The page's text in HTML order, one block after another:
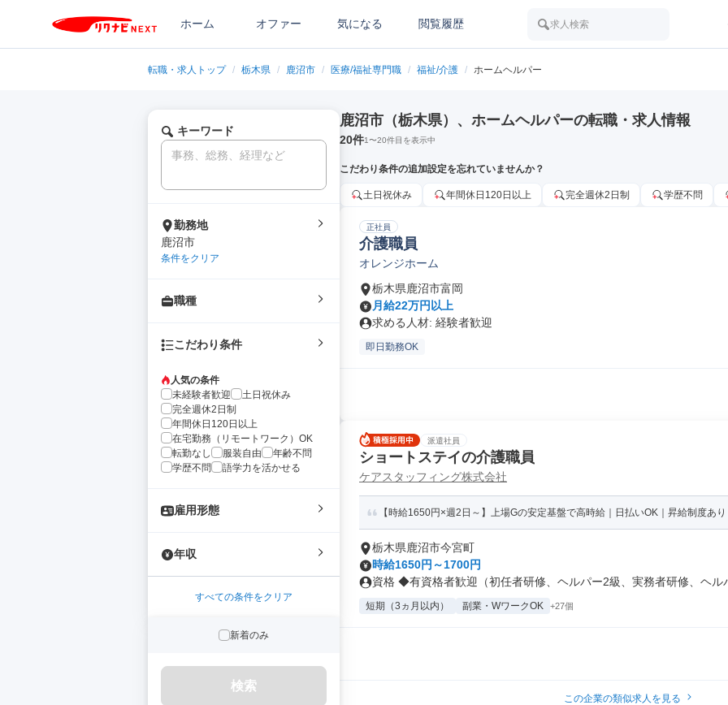
ホーム オファー 気になる 閲覧履歴 求人検索
転職・求人トップ / 栃木県 / 鹿沼市 / 医療/福祉専門職 / 福祉/介護 / ホームヘルパー
キーワード
勤務地
鹿沼市
条件をクリア
職種
こだわり条件
人気の条件
未経験者歓迎
土日祝休み
完全週休2日制
年間休日120日以上
在宅勤務（リモートワーク）OK
転勤なし
服装自由
年齢不問
学歴不問
語学力を活かせる
雇用形態
年収
すべての条件をクリア
新着のみ
検索
鹿沼市（栃木県）、ホームヘルパーの転職・求人情報
20件1〜20件目を表示中
こだわり条件の追加設定を忘れていませんか？
土日祝休み 年間休日120日以上 完全週休2日制 学歴不問
正社員
介護職員
オレンジホーム
栃木県鹿沼市富岡
月給22万円以上
求める人材: 経験者歓迎
即日勤務OK
派遣社員
ショートステイの介護職員
ケアスタッフィング株式会社
【時給1650円×週2日～】上場Gの安定基盤で高時給｜日払いOK｜昇給制度あり
栃木県鹿沼市今宮町
時給1650円～1700円
資格 ◆有資格者歓迎（初任者研修、ヘルパー2級、実務者研修、ヘル
短期（3ヵ月以内） 副業・WワークOK +27個
この企業の類似求人を見る